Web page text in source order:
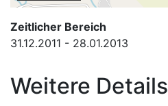
Zeitlicher Bereich
31.12.2011 - 28.01.2013
Weitere Details